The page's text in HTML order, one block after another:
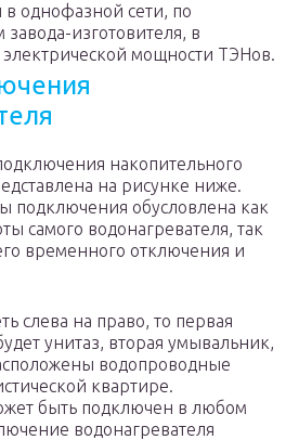
однофазной сети, по
изготовителя, в
электрической мощности ТЭНов.
накопительного
на рисунке ниже.
подключения обусловлена как
самого водонагревателя, так
временного отключения и
слева на право, то первая
унитаз, вторая умывальник,
водопроводные
квартире.
быть подключен в любом
водонагревателя